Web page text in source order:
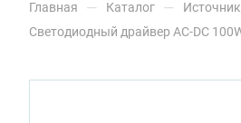
Главная — Каталог —
Светодиодный драйвер AC-DC